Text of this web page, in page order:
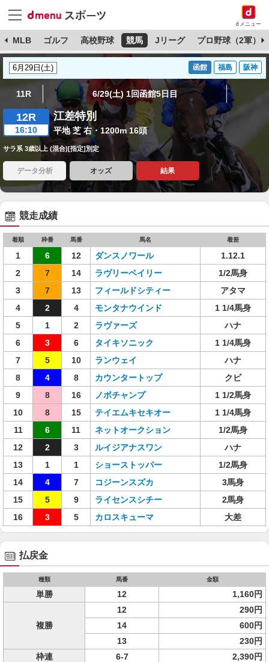
dメニュー
MLB ゴルフ 高校野球 競馬 Jリーグ プロ野球（2軍）
函館 福島 阪神
11R 6/29(土) 1回函館5日目
12R
16:10
江差特別
平地 芝 右・1200m 16頭
サラ系 3歳以上 (混合)[指定]別定
データ分析 オッズ 結果
競走成績
着順 枠番 馬番 馬名 着差
1 6 12 ダンスノワール
1.12.1
2
7 14 ラヴリーベイリー
1/2馬身
3
7 13 フィールドシティー
アタマ
4
2 4 モンタナウインド
1 1/4馬身
5
1 2 ラヴァーズ
ハナ
6
3 6 タイキソニック
1 1/4馬身
7
5 10 ランウェイ
ハナ
8
4 8 カウンタートップ
クビ
9
8 16 ノボチャンプ
1 1/2馬身
10
8 15 テイエムキセキオー
1 1/4馬身
11
6 11 ネットオークション
1/2馬身
12
2 3 ルイジアナスワン
ハナ
13
1 1 ショーストッパー
1/2馬身
14
4 7 コジーンスズカ
3馬身
15
5 9 ライセンスシチー
2馬身
16
3 5 カロスキューマ 大差
払戻金
種類 馬番 金額
単勝 12 1,160円
複勝
12
290円
14
600円
13
230円
枠連
6-7
2,390円